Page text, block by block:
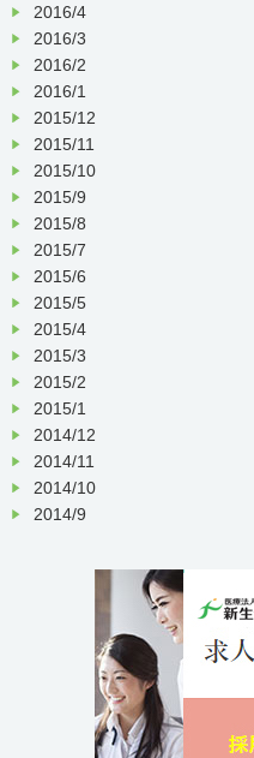
2016/4
2016/3
2016/2
2016/1
2015/12
2015/11
2015/10
2015/9
2015/8
2015/7
2015/6
2015/5
2015/4
2015/3
2015/2
2015/1
2014/12
2014/11
2014/10
2014/9